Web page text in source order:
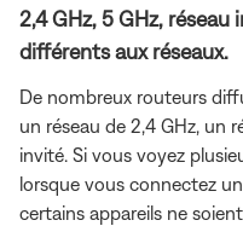
2,4 GHz, 5 GHz,
différents aux réseaux.
De nombreux routeurs
un réseau de 2,4 GHz, un
invité. Si vous voyez
lorsque vous connectez
certains appareils ne